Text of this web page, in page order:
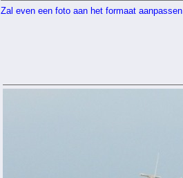
Zal even een foto aan het formaat